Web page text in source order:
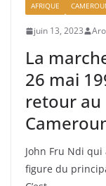
AFRIQUE
juin 13, 2023
La
26 mai
retour
John Fru Ndi
figure du